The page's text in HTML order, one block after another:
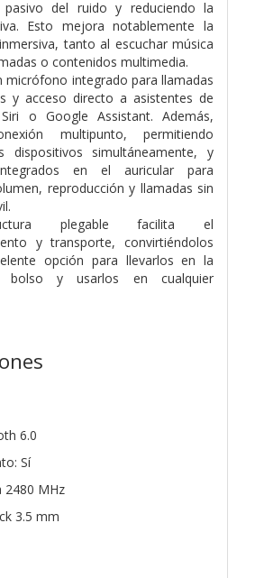
pasivo del ruido y reduciendo la
Esto mejora notablemente la
tanto al escuchar música
o contenidos multimedia.
micrófono integrado para llamadas
y acceso directo a asistentes de
o Google Assistant. Además,
multipunto, permitiendo
dispositivos simultáneamente, y
en el auricular para
reproducción y llamadas sin
plegable facilita el
y transporte, convirtiéndolos
opción para llevarlos en la
bolso y usarlos en cualquier
6.0
Sí
2480 MHz
3.5 mm